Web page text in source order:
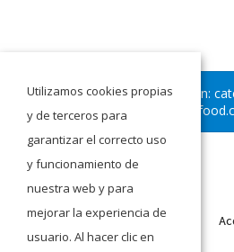
Información:
Acceso a Moodle
Utilizamos cookies propias
y de terceros para
garantizar el correcto uso
y funcionamiento de
nuestra web y para
mejorar la experiencia de
usuario. Al hacer clic en